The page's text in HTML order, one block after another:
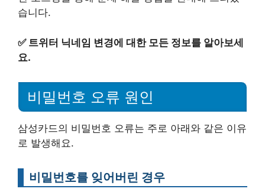
습니다.
✅ 트위터 닉네임 변경에 대한 모든 정보를 알아보세
요.
비밀번호 오류 원인
삼성카드의 비밀번호 오류는 주로 아래와 같은 이유
로 발생해요.
비밀번호를 잊어버린 경우